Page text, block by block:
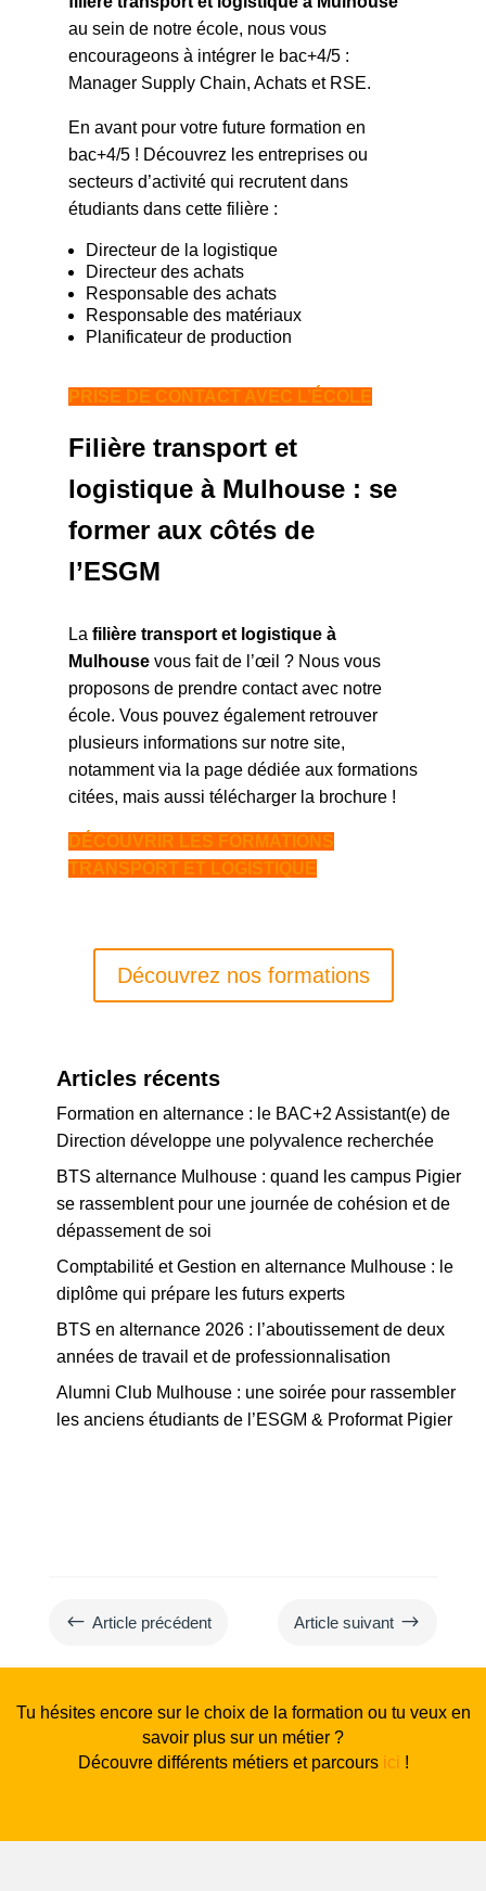
au sein de notre école, nous vous
encourageons à intégrer le bac+4/5 :
Manager Supply Chain, Achats et RSE.
En avant pour votre future formation en
bac+4/5 ! Découvrez les entreprises ou
secteurs d’activité qui recrutent dans
étudiants dans cette filière :
Directeur de la logistique
Directeur des achats
Responsable des achats
Responsable des matériaux
Planificateur de production
PRISE DE CONTACT AVEC L’ÉCOLE
Filière transport et
logistique à Mulhouse : se
former aux côtés de
l’ESGM
La filière transport et logistique à
Mulhousevous fait de l’œil ? Nous vous
proposons de prendre contact avec notre
école. Vous pouvez également retrouver
plusieurs informations sur notre site,
notamment via la page dédiée aux formations
citées, mais aussi télécharger la brochure !
DÉCOUVRIR LES FORMATIONS
TRANSPORT ET LOGISTIQUE
Découvrez nos formations
Articles récents
Formation en alternance : le BAC+2 Assistant(e) de
Direction développe une polyvalence recherchée
BTS alternance Mulhouse : quand les campus Pigier
se rassemblent pour une journée de cohésion et de
dépassement de soi
Comptabilité et Gestion en alternance Mulhouse : le
diplôme qui prépare les futurs experts
BTS en alternance 2026 : l’aboutissement de deux
années de travail et de professionnalisation
Alumni Club Mulhouse : une soirée pour rassembler
les anciens étudiants de l’ESGM & Proformat Pigier
# Article précédent Article suivant $
Tu hésites encore sur le choix de la formation ou tu veux en
savoir plus sur un métier ?
Découvre différents métiers et parcours ici !